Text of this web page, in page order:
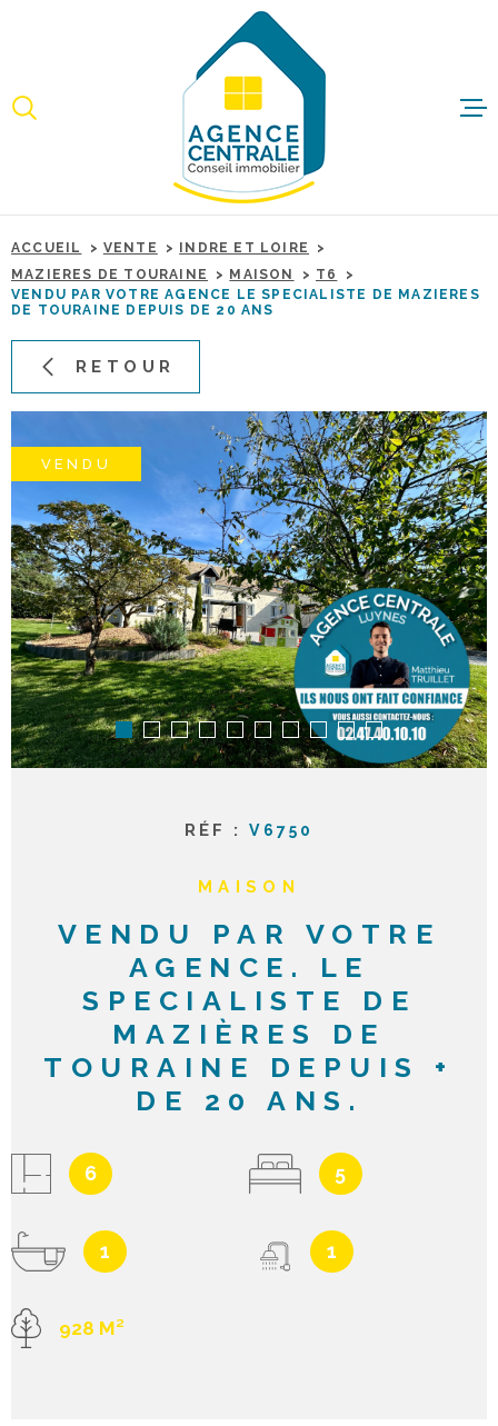
recherche
principal
BIENS
NOTRE
ACCUEIL VENTE
INDRE ET LOIRE
MAZIERES DE TOURAINE
MAISON
T6
VENDU PAR VOTRE AGENCE LE SPECIALISTE DE MAZIERES
DE TOURAINE DEPUIS DE 20 ANS
RETOUR
VENDU
RÉF :V6750
MAISON
VENDU PAR VOTRE
AGENCE. LE
SPECIALISTE DE
MAZIÈRES DE
TOURAINE DEPUIS +
DE 20 ANS.
6 5
1 1
928 M²